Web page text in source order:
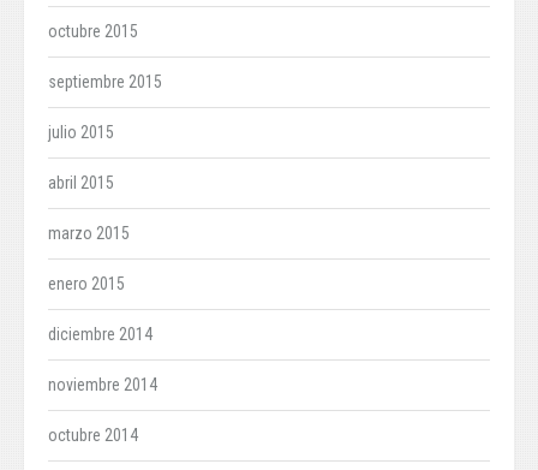
octubre 2015
septiembre 2015
julio 2015
abril 2015
marzo 2015
enero 2015
diciembre 2014
noviembre 2014
octubre 2014